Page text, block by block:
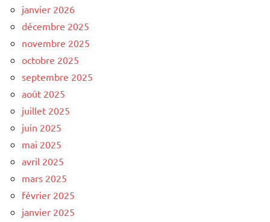
janvier 2026
décembre 2025
novembre 2025
octobre 2025
septembre 2025
août 2025
juillet 2025
juin 2025
mai 2025
avril 2025
mars 2025
février 2025
janvier 2025